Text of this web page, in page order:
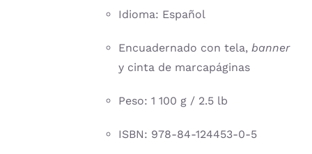
Idioma: Español
Encuadernado con tela,banner
y cinta de marcapáginas
Peso: 1 100 g / 2.5 lb
ISBN: 978-84-124453-0-5